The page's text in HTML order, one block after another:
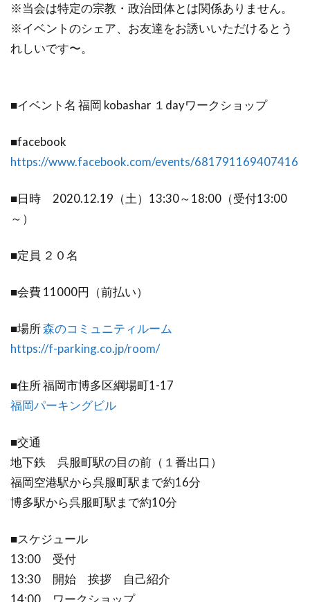
※当会は特定の宗教・政治団体とは関係ありません。
※イベントのシェア、お友達をお誘いいただけるとう
れしいです〜。
■イベント名 福岡 kobashar １dayワークショップ
■facebook
https://www.facebook.com/events/681791169407416
■日時 2020.12.19（土）13:30～18:00（受付13:00
～）
■定員 ２０名
■会費 11000円（前払い）
■場所森のコミュニティルーム
https://f-parking.co.jp/room/
■住所 福岡市博多区綱場町1-17
福岡パーキングビル
■交通
地下鉄 呉服町駅の目の前（１番出口）
福岡空港駅から呉服町駅まで約16分
博多駅から呉服町駅まで約10分
■スケジュール
13:00 受付
13:30 開始 挨拶 自己紹介
14:00 ワークショップ